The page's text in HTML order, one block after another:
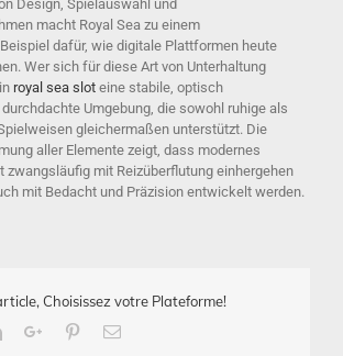
Design, Spielauswahl und
macht Royal Sea zu einem
dafür, wie digitale Plattformen heute
Wer sich für diese Art von Unterhaltung
royal sea slot eine stabile, optisch
Umgebung, die sowohl ruhige als
gleichermaßen unterstützt. Die
aller Elemente zeigt, dass modernes
zwangsläufig mit Reizüberflutung einhergehen
mit Bedacht und Präzision entwickelt werden.
Choisissez votre Plateforme!
LinkedinGoogle+PinterestEmail